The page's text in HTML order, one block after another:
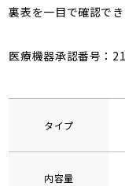
裏表を一目で確認で
医療機器承認番号：
タイプ
内容量